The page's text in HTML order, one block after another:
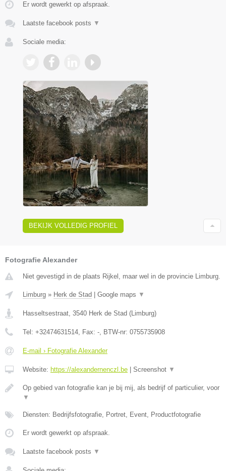
Er wordt gewerkt op afspraak.
Laatste facebook posts ▼
Sociale media:
BEKIJK VOLLEDIG PROFIEL
Fotografie Alexander
Niet gevestigd in de plaats Rijkel, maar wel in de provincie Limburg.
Limburg » Herk de Stad Google maps ▼
Hasseltsestraat, 3540 Herk de Stad (Limburg)
Tel: +32474631514, Fax: -, BTW-nr: 0755735908
E-mail › Fotografie Alexander
Website: https://alexandernenczl.be Screenshot ▼
Op gebied van fotografie kan je bij mij, als bedrijf of particulier, voor
▼
Diensten: Bedrijfsfotografie, Portret, Event, Productfotografie
Er wordt gewerkt op afspraak.
Laatste facebook posts ▼